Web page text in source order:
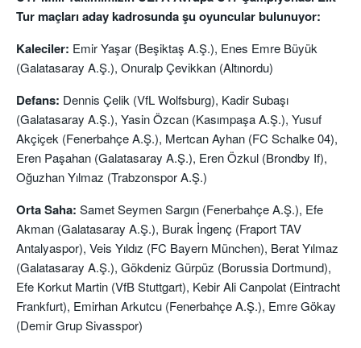
Tur maçları aday kadrosunda şu oyuncular bulunuyor:
Kaleciler: Emir Yaşar (Beşiktaş A.Ş.), Enes Emre Büyük
(Galatasaray A.Ş.), Onuralp Çevikkan (Altınordu)
Defans: Dennis Çelik (VfL Wolfsburg), Kadir Subaşı
(Galatasaray A.Ş.), Yasin Özcan (Kasımpaşa A.Ş.), Yusuf
Akçiçek (Fenerbahçe A.Ş.), Mertcan Ayhan (FC Schalke 04),
Eren Paşahan (Galatasaray A.Ş.), Eren Özkul (Brondby If),
Oğuzhan Yılmaz (Trabzonspor A.Ş.)
Orta Saha: Samet Seymen Sargın (Fenerbahçe A.Ş.), Efe
Akman (Galatasaray A.Ş.), Burak İngenç (Fraport TAV
Antalyaspor), Veis Yıldız (FC Bayern München), Berat Yılmaz
(Galatasaray A.Ş.), Gökdeniz Gürpüz (Borussia Dortmund),
Efe Korkut Martin (VfB Stuttgart), Kebir Ali Canpolat (Eintracht
Frankfurt), Emirhan Arkutcu (Fenerbahçe A.Ş.), Emre Gökay
(Demir Grup Sivasspor)